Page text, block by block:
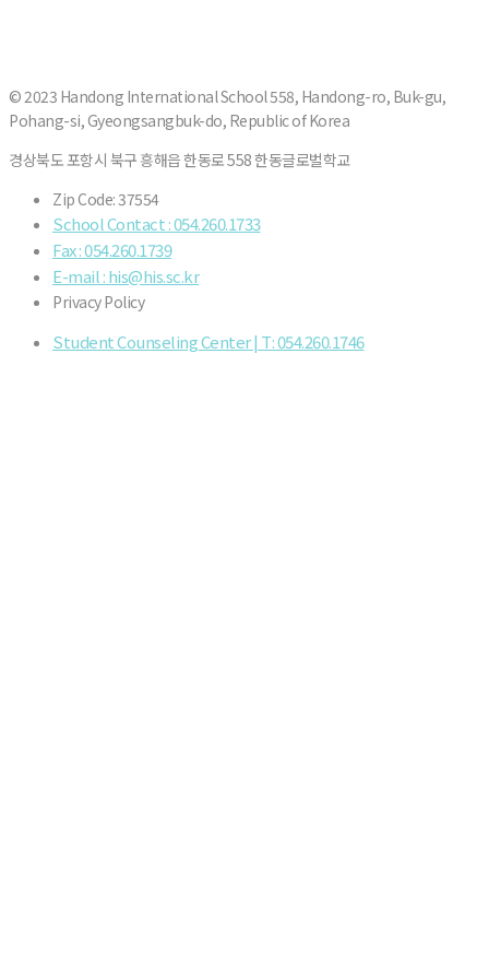
© 2023 Handong International School 558, Handong-ro, Buk-gu,
Pohang-si, Gyeongsangbuk-do, Republic of Korea
경상북도 포항시 북구 흥해읍 한동로 558 한동글로벌학교
Zip Code: 37554
School Contact : 054.260.1733
Fax : 054.260.1739
E-mail : his@his.sc.kr
Privacy Policy
Student Counseling Center | T: 054.260.1746